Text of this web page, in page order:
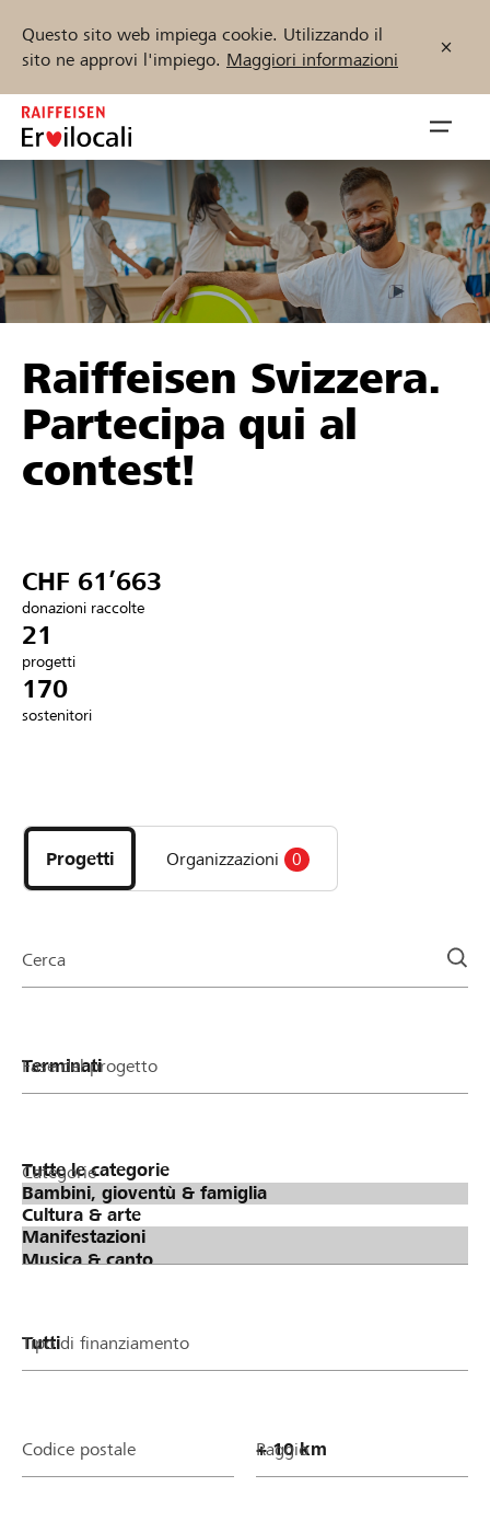
Questo sito web impiega cookie. Utilizzando il
sito ne approvi l'impiego. Maggiori informazioni
Zum
Inhalt
springen
öffnen
Sostenere
Aiuto & supporto
Collegarsi
Registrazione
Trova progetti e organizzazioni
Inizia ora
Raiffeisen Svizzera.
Partecipa qui al
contest!
CHF 61’663
donazioni raccolte
21
progetti
170
sostenitori
i
progetti
e
della
Progetti Organizzazioni 0
Cerca
Fase del progetto
Categorie
Tipo di finanziamento
Codice postale Raggio